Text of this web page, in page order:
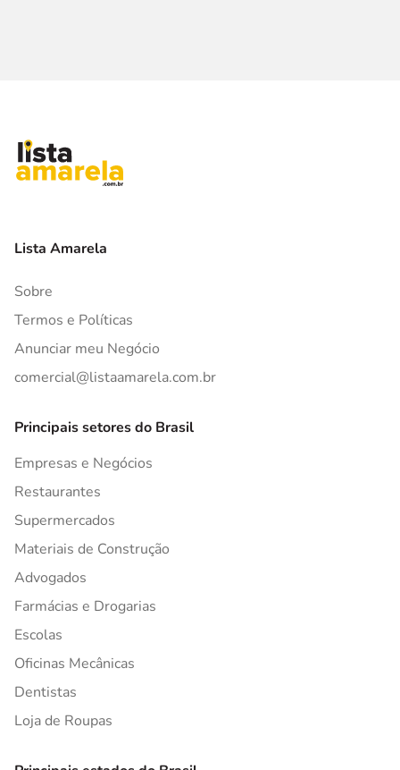
Lista Amarela
Sobre
Termos e Políticas
Anunciar meu Negócio
comercial@listaamarela.com.br
Principais setores do Brasil
Empresas e Negócios
Restaurantes
Supermercados
Materiais de Construção
Advogados
Farmácias e Drogarias
Escolas
Oficinas Mecânicas
Dentistas
Loja de Roupas